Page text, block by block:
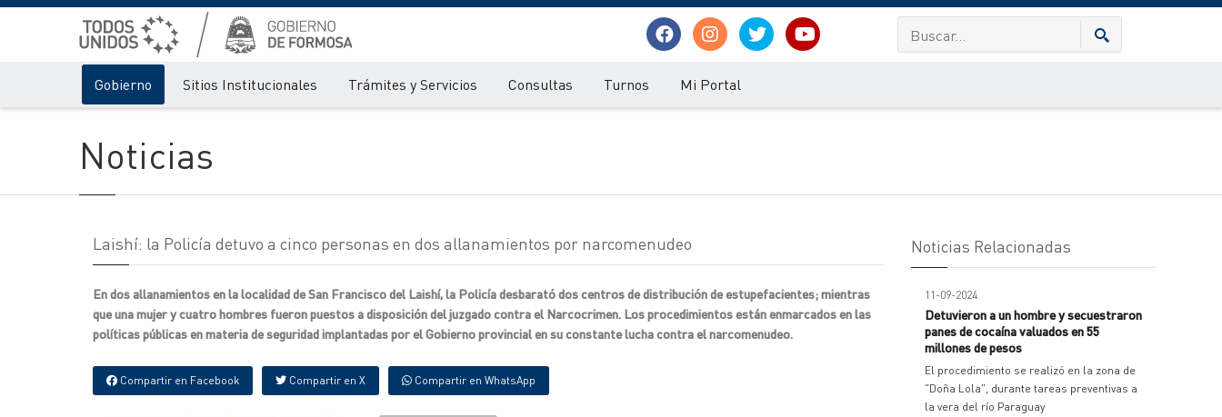
Gobierno Sitios Institucionales Trámites y Servicios Consultas Turnos Mi Portal
Noticias
Laishí: la Policía detuvo a cinco personas en dos allanamientos por narcomenudeo
En dos allanamientos en la localidad de San Francisco del Laishí, la Policía desbarató dos centros de distribución de estupefacientes; mientras
que una mujer y cuatro hombres fueron puestos a disposición del juzgado contra el Narcocrimen. Los procedimientos están enmarcados en las
políticas públicas en materia de seguridad implantadas por el Gobierno provincial en su constante lucha contra el narcomenudeo.
Compartir en Facebook Compartir en X Compartir en WhatsApp
Noticias Relacionadas
11-09-2024
Detuvieron a un hombre y secuestraron
panes de cocaína valuados en 55
millones de pesos
El procedimiento se realizó en la zona de
"Doña Lola", durante tareas preventivas a
la vera del río Paraguay